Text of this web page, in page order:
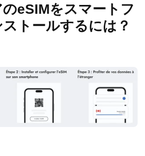
eSIMをスマートフ
トールするには？